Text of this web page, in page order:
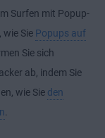
Surfen mit Popup-
wie Sie Popups auf
Sie sich
ab, indem Sie
wie Sie den